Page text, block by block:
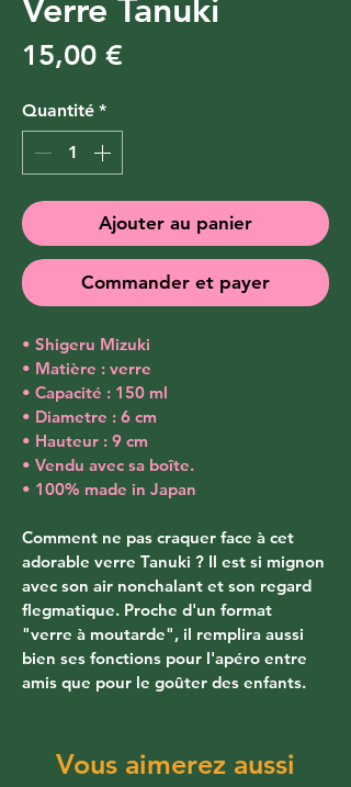
15,00 €
Quantité *
Ajouter au panier
Commander et payer
• Shigeru Mizuki
• Matière : verre
• Capacité : 150 ml
• Diametre : 6 cm
• Hauteur : 9 cm
• Vendu avec sa boîte.
• 100% made in Japan
Comment ne pas craquer face à cet
adorable verre Tanuki ? Il est si mignon
avec son air nonchalant et son regard
flegmatique. Proche d'un format
"verre à moutarde", il remplira aussi
bien ses fonctions pour l'apéro entre
amis que pour le goûter des enfants.
Vous aimerez aussi